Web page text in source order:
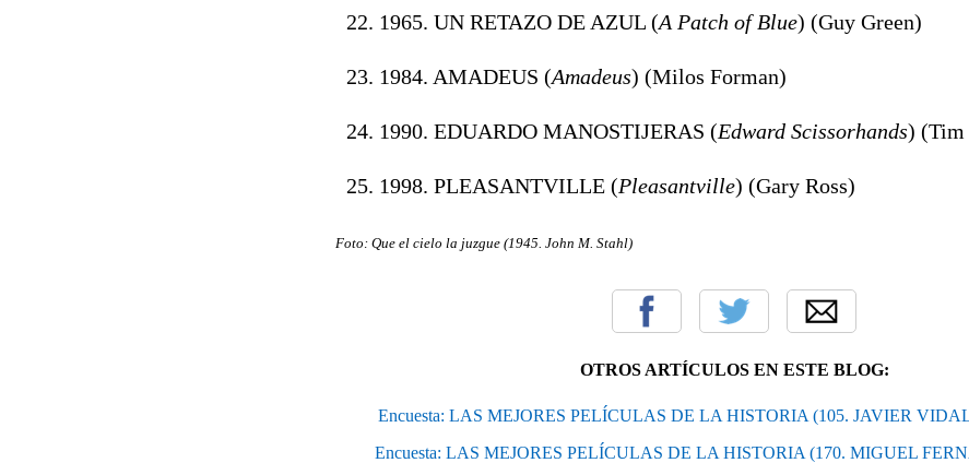
1965. UN RETAZO DE AZUL (A Patch of Blue) (Guy Green)
1984. AMADEUS (Amadeus) (Milos Forman)
1990. EDUARDO MANOSTIJERAS (Edward Scissorhands) (Tim
1998. PLEASANTVILLE (Pleasantville) (Gary Ross)
Foto: Que el cielo la juzgue (1945. John M. Stahl)
OTROS ARTÍCULOS EN ESTE BLOG:
Encuesta: LAS MEJORES PELÍCULAS DE LA HISTORIA (105. JAVIER
Encuesta: LAS MEJORES PELÍCULAS DE LA HISTORIA (170. MIGUEL